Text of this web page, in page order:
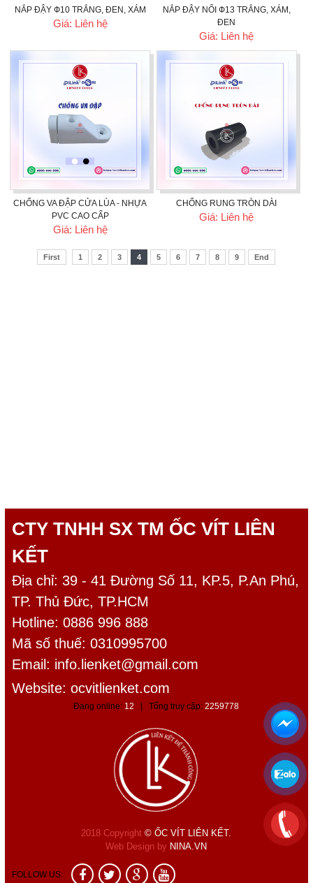
NẮP ĐẬY Ф10 TRẮNG, ĐEN, XÁM
Giá: Liên hệ
NẮP ĐẬY NỔI Ф13 TRẮNG, XÁM,
ĐEN
Giá: Liên hệ
CHỐNG VA ĐẬP CỬA LÙA - NHỰA
PVC CAO CẤP
Giá: Liên hệ
CHỐNG RUNG TRÒN DÀI
Giá: Liên hệ
First 1 2 3 4 5 6 7 8 9 End
CTY TNHH SX TM ỐC VÍT LIÊN
KẾT
Địa chỉ: 39 - 41 Đường Số 11, KP.5, P.An Phú,
TP. Thủ Đức, TP.HCM
Hotline: 0886 996 888
Mã số thuế: 0310995700
Email: info.lienket@gmail.com
Website: ocvitlienket.com
Đang online: 12 | Tổng truy cập:2259778
2018 Copyright© ỐC VÍT LIÊN KẾT.
Web Design by NINA.VN
FOLLOW US: